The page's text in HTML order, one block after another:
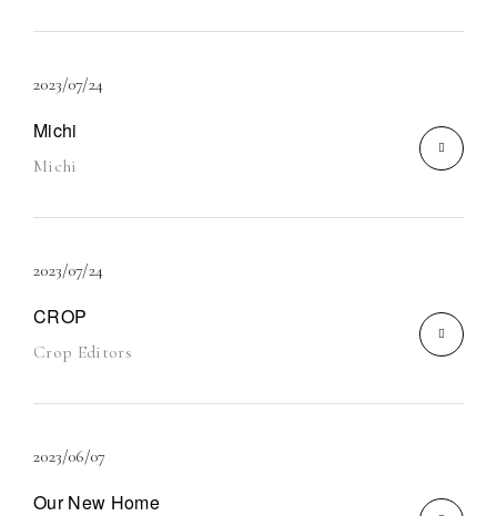
2023/07/24
Michi
Michi
2023/07/24
CROP
Crop Editors
2023/06/07
Our New Home